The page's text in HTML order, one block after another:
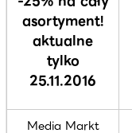
asortyment!
aktualne
tylko
25.11.2016
Media Markt